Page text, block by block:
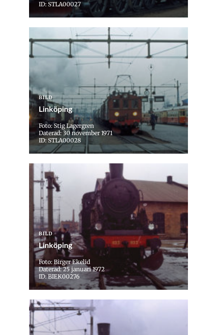
ID: STLA00027
BILD
Linköping
Foto: Stig Lagergren
Daterad: 30 november 1971
ID: STLA00028
BILD
Linköping
Foto: Birger Ekelid
Daterad: 25 januari 1972
ID: BIEK00276